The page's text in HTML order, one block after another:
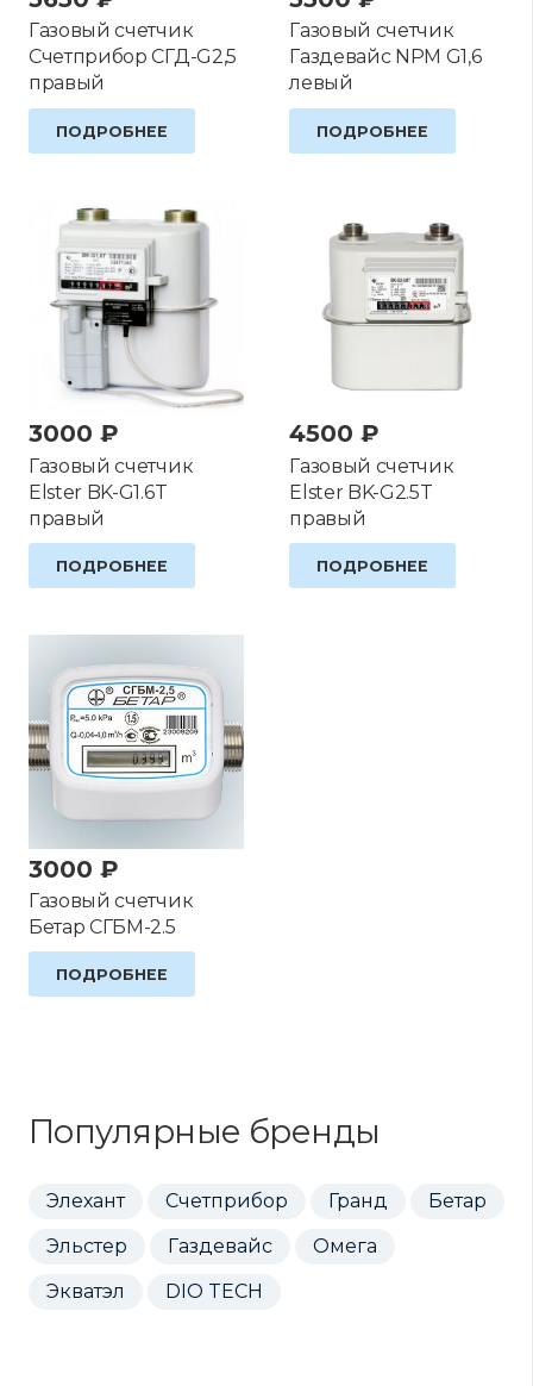
Газовый счетчик
Счетприбор СГД-G2,5
правый
ПОДРОБНЕЕ
Газовый счетчик
Газдевайс NPM G1,6
левый
ПОДРОБНЕЕ
3000 ₽
Газовый счетчик
Elster BK-G1.6T
правый
ПОДРОБНЕЕ
4500₽
Газовый счетчик
Elster BK-G2.5T
правый
ПОДРОБНЕЕ
3000 ₽
Газовый счетчик
Бетар CГБМ-2.5
ПОДРОБНЕЕ
Популярные бренды
Элехант Счетприбор Гранд
Бетар
Эльстер
Газдевайс
Омега
Экватэл
DIO TECH